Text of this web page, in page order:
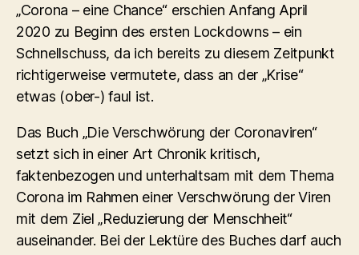
„Corona – eine Chance“ erschien Anfang April
2020 zu Beginn des ersten Lockdowns – ein
Schnellschuss, da ich bereits zu diesem Zeitpunkt
richtigerweise vermutete, dass an der „Krise“
etwas (ober-) faul ist.
Das Buch „Die Verschwörung der Coronaviren“
setzt sich in einer Art Chronik kritisch,
faktenbezogen und unterhaltsam mit dem Thema
Corona im Rahmen einer Verschwörung der Viren
mit dem Ziel „Reduzierung der Menschheit“
auseinander. Bei der Lektüre des Buches darf auch